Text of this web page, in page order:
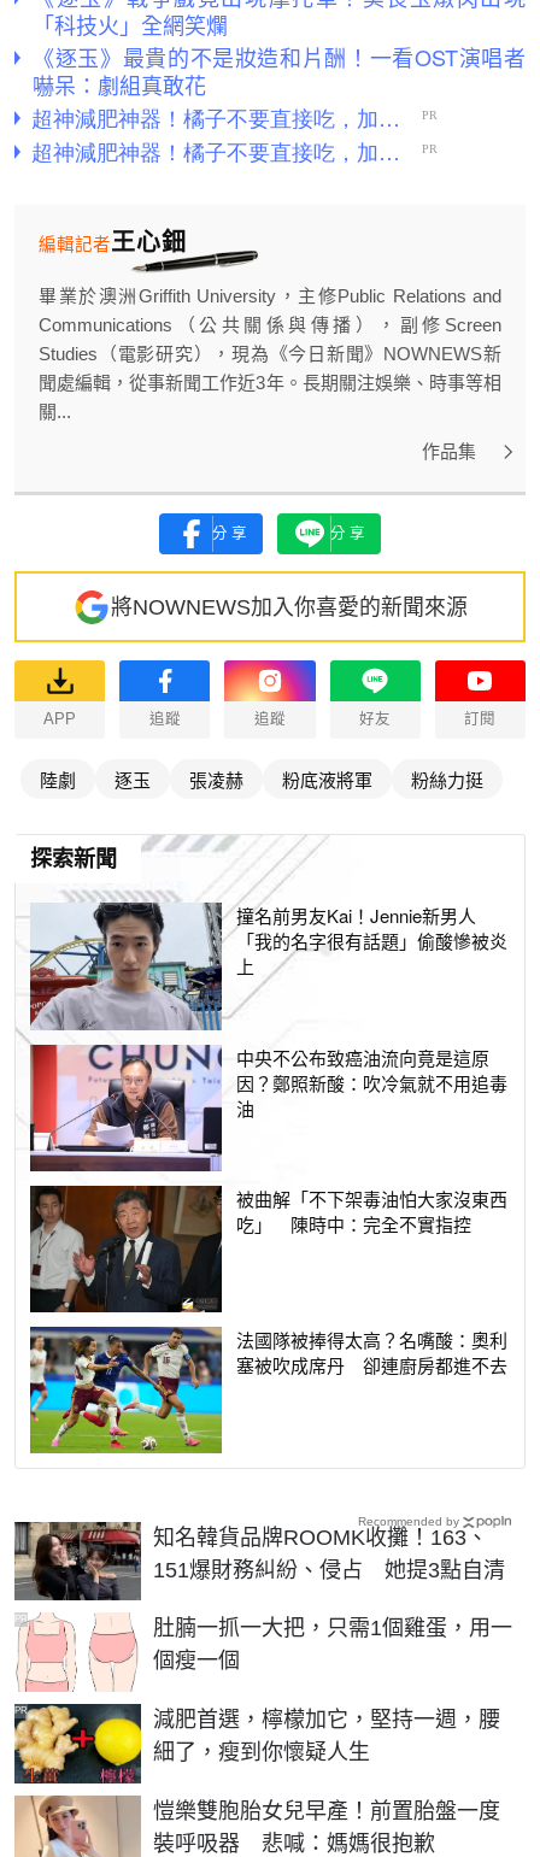
「科技火」全網笑爛
《逐玉》最貴的不是妝造和片酬！一看OST演唱者
嚇呆：劇組真敢花
王心鈿
編輯記者
畢業於澳洲Griffith University，主修Public Relations and
Communications（公共關係與傳播），副修Screen
Studies（電影研究），現為《今日新聞》NOWNEWS新
聞處編輯，從事新聞工作近3年。長期關注娛樂、時事等相
關...
作品集
分享 分享
將NOWNEWS加入你喜愛的新聞來源
APP 追蹤 追蹤 好友 訂閱
陸劇 逐玉 張凌赫 粉底液將軍 粉絲力挺
探索新聞
撞名前男友Kai！Jennie新男人
「我的名字很有話題」偷酸慘被炎
上
中央不公布致癌油流向竟是這原
因？鄭照新酸：吹冷氣就不用追毒
油
被曲解「不下架毒油怕大家沒東西
吃」 陳時中：完全不實指控
法國隊被捧得太高？名嘴酸：奧利
塞被吹成席丹 卻連廚房都進不去
知名韓貨品牌ROOMK收攤！163、
151爆財務糾紛、侵占 她提3點自清
肚腩一抓一大把，只需1個雞蛋，用一
個瘦一個
PR
減肥首選，檸檬加它，堅持一週，腰
細了，瘦到你懷疑人生
PR
愷樂雙胞胎女兒早產！前置胎盤一度
裝呼吸器 悲喊：媽媽很抱歉
Recommended by